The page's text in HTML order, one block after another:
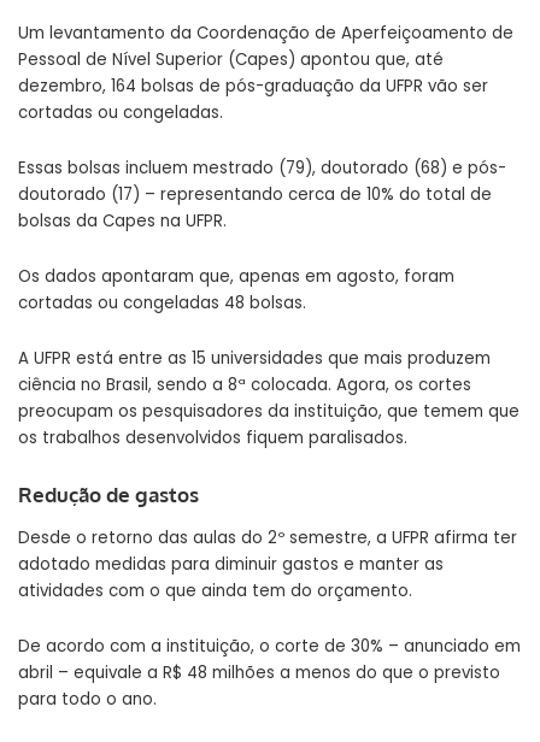
Um levantamento da Coordenação de Aperfeiçoamento de
Pessoal de Nível Superior (Capes) apontou que, até
dezembro, 164 bolsas de pós-graduação da UFPR vão ser
cortadas ou congeladas.
Essas bolsas incluem mestrado (79), doutorado (68) e pós-
doutorado (17) – representando cerca de 10% do total de
bolsas da Capes na UFPR.
Os dados apontaram que, apenas em agosto, foram
cortadas ou congeladas 48 bolsas.
A UFPR está entre as 15 universidades que mais produzem
ciência no Brasil, sendo a 8ª colocada. Agora, os cortes
preocupam os pesquisadores da instituição, que temem que
os trabalhos desenvolvidos fiquem paralisados.
Redução de gastos
Desde o retorno das aulas do 2º semestre, a UFPR afirma ter
adotado medidas para diminuir gastos e manter as
atividades com o que ainda tem do orçamento.
De acordo com a instituição, o corte de 30% – anunciado em
abril – equivale a R$ 48 milhões a menos do que o previsto
para todo o ano.